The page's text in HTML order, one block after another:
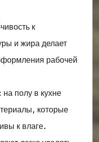
к
и жира делает
рабочей
полу в кухне
которые
к влаге.